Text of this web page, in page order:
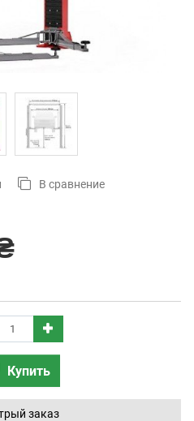
В сравнение
Купить
заказ